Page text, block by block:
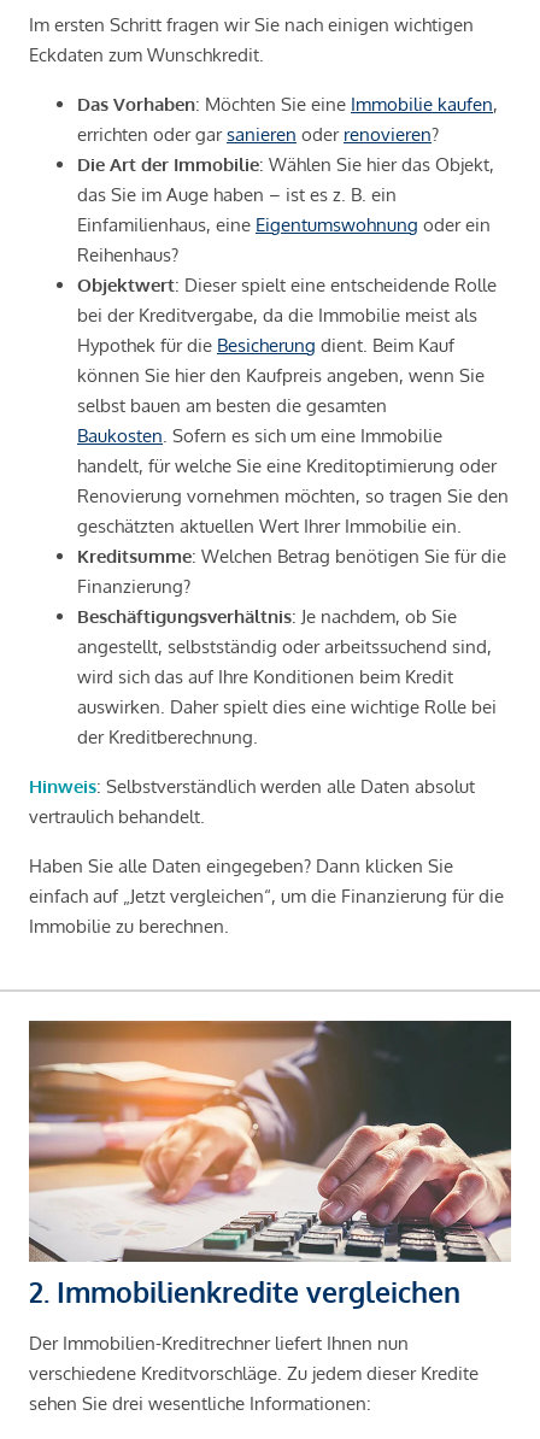
Im ersten Schritt fragen wir Sie nach einigen wichtigen
Eckdaten zum Wunschkredit.
Das Vorhaben: Möchten Sie eine Immobilie kaufen,
errichten oder garsanieren oder renovieren?
Die Art der Immobilie: Wählen Sie hier das Objekt,
das Sie im Auge haben – ist es z. B. ein
Einfamilienhaus, eine Eigentumswohnung oder ein
Reihenhaus?
Objektwert: Dieser spielt eine entscheidende Rolle
bei der Kreditvergabe, da die Immobilie meist als
Hypothek für die Besicherung dient. Beim Kauf
können Sie hier den Kaufpreis angeben, wenn Sie
selbst bauen am besten die gesamten
Baukosten . Sofern es sich um eine Immobilie
handelt, für welche Sie eine Kreditoptimierung oder
Renovierung vornehmen möchten, so tragen Sie den
geschätzten aktuellen Wert Ihrer Immobilie ein.
Kreditsumme: Welchen Betrag benötigen Sie für die
Finanzierung?
Beschäftigungsverhältnis: Je nachdem, ob Sie
angestellt, selbstständig oder arbeitssuchend sind,
wird sich das auf Ihre Konditionen beim Kredit
auswirken. Daher spielt dies eine wichtige Rolle bei
der Kreditberechnung.
Hinweis: Selbstverständlich werden alle Daten absolut
vertraulich behandelt.
Haben Sie alle Daten eingegeben? Dann klicken Sie
einfach auf „Jetzt vergleichen“, um die Finanzierung für die
Immobilie zu berechnen.
2. Immobilienkredite vergleichen
Der Immobilien-Kreditrechner liefert Ihnen nun
verschiedene Kreditvorschläge. Zu jedem dieser Kredite
sehen Sie drei wesentliche Informationen: